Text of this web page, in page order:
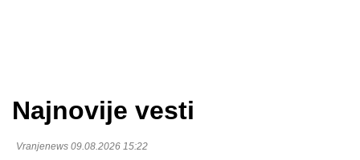
Najnovije vesti
Vranjenews 09.08.2026 15:22